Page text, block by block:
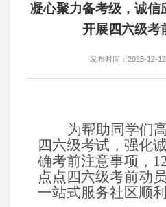
凝心聚力备考级，诚
开展四六级考
发布时间：2025-12-12
为帮助同学们
四六级考试，强化
确考前注意事项，
点点四六级考前动
一站式服务社区顺利